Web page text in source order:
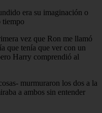
era su imaginación o
tiempo
vez que Ron me llamó
que tenía que ver con un
Harry comprendió al
murmuraron los dos a la
a ambos sin entender